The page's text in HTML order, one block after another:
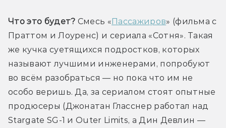
Что это будет? Смесь « Пассажиров» (фильма с
Праттом и Лоуренс) и сериала «Сотня». Такая
же кучка суетящихся подростков, которых
называют лучшими инженерами, попробуют
во всём разобраться — но пока что им не
особо веришь. Да, за сериалом стоят опытные
продюсеры (Джонатан Гласснер работал над
Stargate SG-1 и Outer Limits, а Дин Девлин —